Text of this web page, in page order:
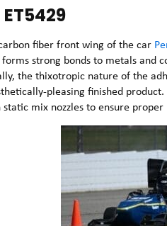
fiber front wing of the car
strong bonds to metals and
the thixotropic nature of the
pleasing finished
mix nozzles to ensure